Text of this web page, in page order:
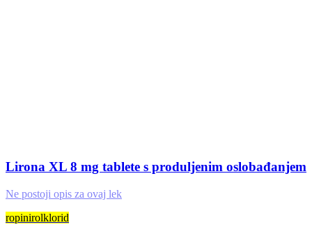
Lirona XL 8 mg tablete s produljenim oslobađanjem
Ne postoji opis za ovaj lek
ropinirolklorid